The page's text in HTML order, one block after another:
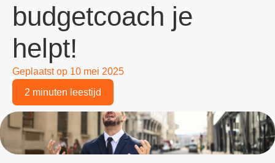
budgetcoach je
helpt!
Geplaatst op 10 mei 2025
2 minuten leestijd